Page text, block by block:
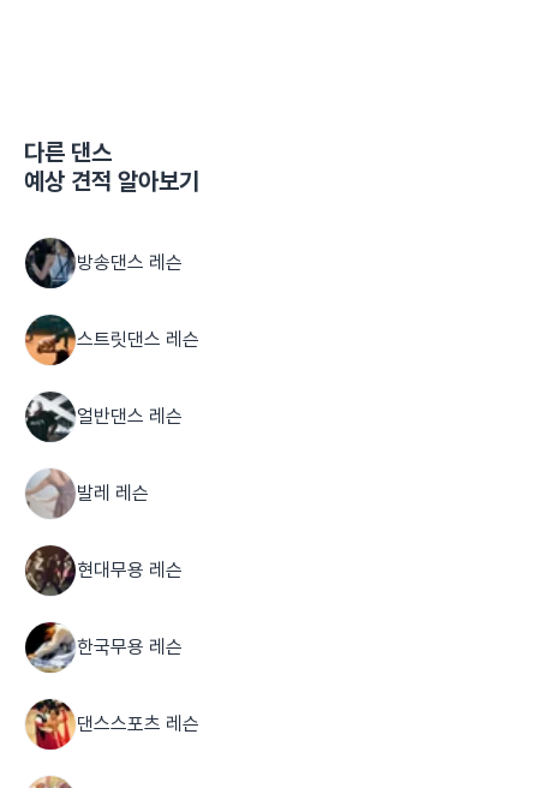
다른 댄스
예상 견적 알아보기
방송댄스 레슨
스트릿댄스 레슨
얼반댄스 레슨
발레 레슨
현대무용 레슨
한국무용 레슨
댄스스포츠 레슨